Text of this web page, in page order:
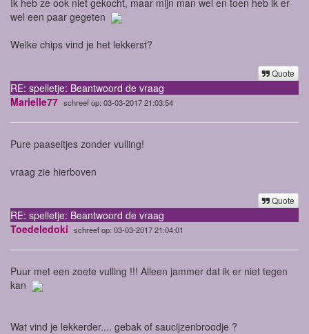
wel een paar gegeten
Welke chips vind je het lekkerst?
Quote
RE: spelletje: Beantwoord de vraag
Marielle77 schreef op: 03-03-2017 21:03:54
Pure paaseitjes zonder vulling!
vraag zie hierboven
Quote
RE: spelletje: Beantwoord de vraag
Toedeledoki schreef op: 03-03-2017 21:04:01
Puur met een zoete vulling !!! Alleen jammer dat ik er niet tegen
kan
Wat vind je lekkerder.... gebak of saucijzenbroodje ?